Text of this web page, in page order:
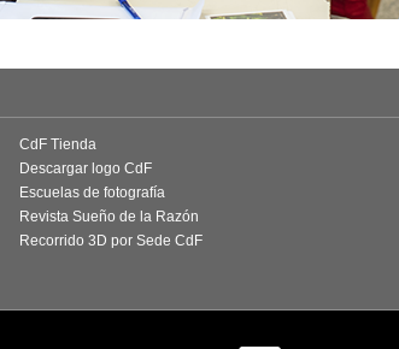
CdF Tienda
Descargar logo CdF
Escuelas de fotografía
Revista Sueño de la Razón
Recorrido 3D por Sede CdF